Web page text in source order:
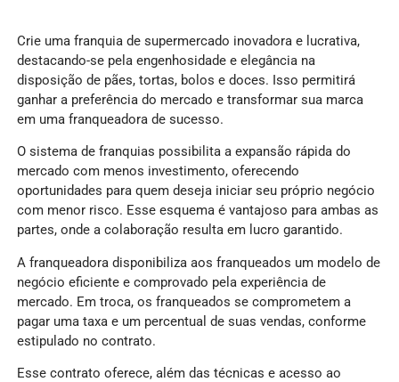
Crie uma franquia de supermercado inovadora e lucrativa,
destacando-se pela engenhosidade e elegância na
disposição de pães, tortas, bolos e doces. Isso permitirá
ganhar a preferência do mercado e transformar sua marca
em uma franqueadora de sucesso.
O sistema de franquias possibilita a expansão rápida do
mercado com menos investimento, oferecendo
oportunidades para quem deseja iniciar seu próprio negócio
com menor risco. Esse esquema é vantajoso para ambas as
partes, onde a colaboração resulta em lucro garantido.
A franqueadora disponibiliza aos franqueados um modelo de
negócio eficiente e comprovado pela experiência de
mercado. Em troca, os franqueados se comprometem a
pagar uma taxa e um percentual de suas vendas, conforme
estipulado no contrato.
Esse contrato oferece, além das técnicas e acesso ao